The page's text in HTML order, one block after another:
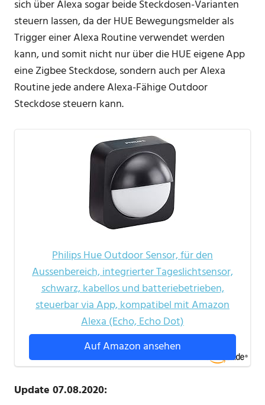
sich über Alexa sogar beide Steckdosen-Varianten
steuern lassen, da der HUE Bewegungsmelder als
Trigger einer Alexa Routine verwendet werden
kann, und somit nicht nur über die HUE eigene App
eine Zigbee Steckdose, sondern auch per Alexa
Routine jede andere Alexa-Fähige Outdoor
Steckdose steuern kann.
Philips Hue Outdoor Sensor, für den
Aussenbereich, integrierter Tageslichtsensor,
schwarz, kabellos und batteriebetrieben,
steuerbar via App, kompatibel mit Amazon
Alexa (Echo, Echo Dot)
Auf Amazon ansehen
Update 07.08.2020: